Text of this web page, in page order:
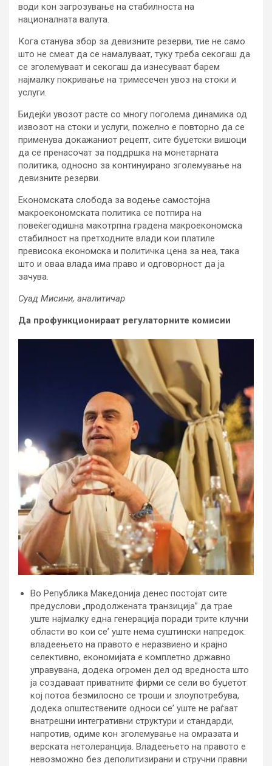
води кон загрозување на стабилноста на
националната валута.
Кога станува збор за девизните резерви, тие не само
што не смеат да се намалуваат, туку треба секогаш да
се зголемуваат и секогаш да изнесуваат барем
најмалку покривање на тримесечен увоз на стоки и
услуги.
Бидејќи увозот расте со многу поголема динамика од
извозот на стоки и услуги, пожелно е повторно да се
применува докажаниот рецепт, сите буџетски вишоци
да се пренасочат за поддршка на монетарната
политика, односно за континуирано зголемување на
девизните резерви.
Економската слобода за водење самостојна
макроекономската политика се потпира на
повеќегодишна макотрпна градена макроекономска
стабилност на претходните влади кои платиле
превисока економска и политичка цена за неа, така
што и оваа влада има право и одговорност да ја
зачува.
Суад Мисини, аналитичар
Да профункционираат регулаторните комисии
Во Република Македонија денес постојат сите
предуслови „продолжената транзиција” да трае
уште најмалку една генерација поради трите клучни
области во кои се’ уште нема суштински напредок:
владеењето на правото е неразвиено и крајно
селективно, економијата е комплетно државно
управувана, додека огромен дел од вредноста што
ја создаваат приватните фирми се сели во буџетот
кој потоа безмилосно се троши и злоупотребува,
додека општествените односи се’ уште не раѓаат
внатрешни интегративни структури и стандарди,
напротив, одиме кон зголемување на омразата и
верската нетолеранција. Владеењето на правото е
невозможно без деполитизирани и стручни правни